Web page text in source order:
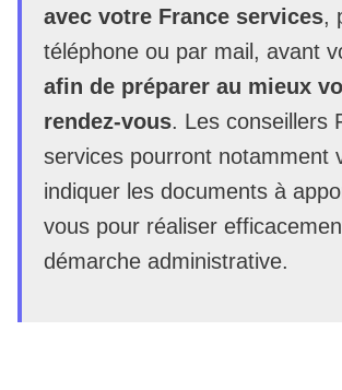
avec votre France services,
téléphone ou par mail, avant
afin de préparer au mieux
rendez-vous. Les conseillers
services pourront notamment
indiquer les documents à
vous pour réaliser
démarche administrative.